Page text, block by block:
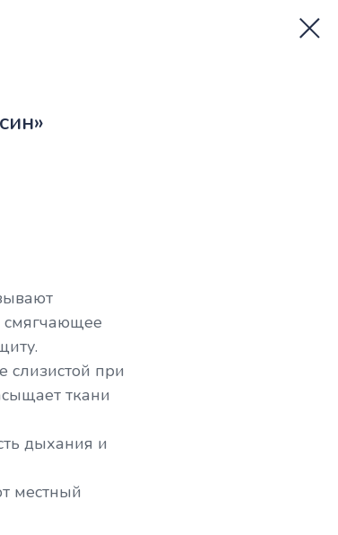
смягчающее
слизистой при
ткани
дыхания и
местный